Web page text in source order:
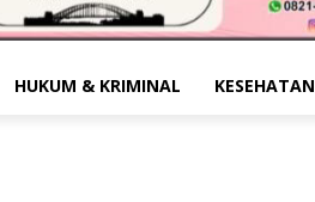
HUKUM & KRIMINAL KESEHATAN